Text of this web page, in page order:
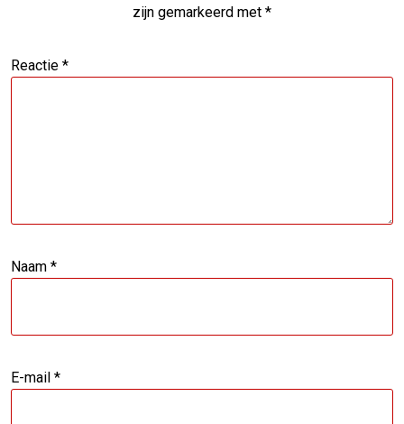
zijn gemarkeerd met *
Reactie *
Naam *
E-mail *